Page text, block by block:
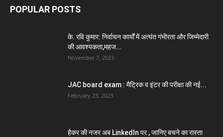
POPULAR POSTS
के. रवि कुमार: निर्वाचन कार्यों में अत्यंत गंभीरता और जिम्मेदारी
की आवश्यकता,महज...
November 7, 2023
JAC board exam : मैट्रिक व इंटर की परीक्षा की नई...
February 23, 2023
हैकर की नजर अब LinkedIn पर , जानिए बचने का रास्ता